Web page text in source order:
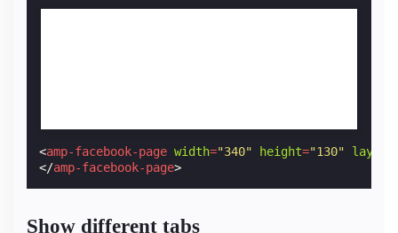
<amp-facebook-page width="340" height="130" layout
</amp-facebook-page>
Show different tabs